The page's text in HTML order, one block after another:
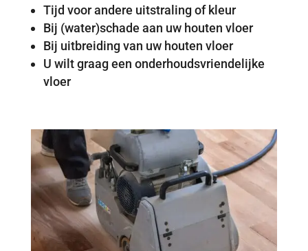
Tijd voor andere uitstraling of kleur
Bij (water)schade aan uw houten vloer
Bij uitbreiding van uw houten vloer
U wilt graag een onderhoudsvriendelijke
vloer